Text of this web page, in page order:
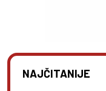
NAJČITANIJE